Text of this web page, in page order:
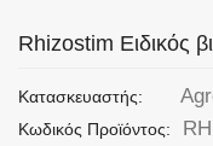
Rhizostim Ειδικός
Κατασκευαστής:
Κωδικός Προϊόντος: